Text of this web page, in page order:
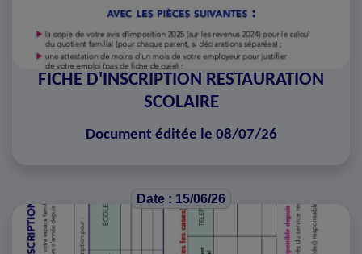
FICHE D'INSCRIPTION RESTAURATION
SCOLAIRE
Document éditée le 08/07/26
Date : 15/06/26